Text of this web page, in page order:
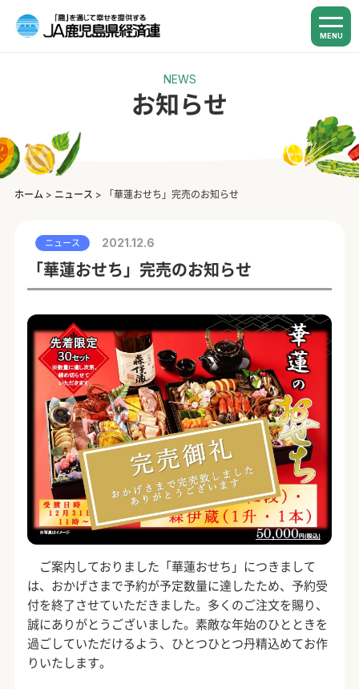
MENU
NEWS
お知らせ
ホーム > ニュース > 「華蓮おせち」完売のお知らせ
ニュース 2021.12.6
「華蓮おせち」完売のお知らせ
ご案内しておりました「華蓮おせち」につきまして
は、おかげさまで予約が予定数量に達したため、予約受
付を終了させていただきました。多くのご注文を賜り、
誠にありがとうございました。素敵な年始のひとときを
過ごしていただけるよう、ひとつひとつ丹精込めてお作
りいたします。